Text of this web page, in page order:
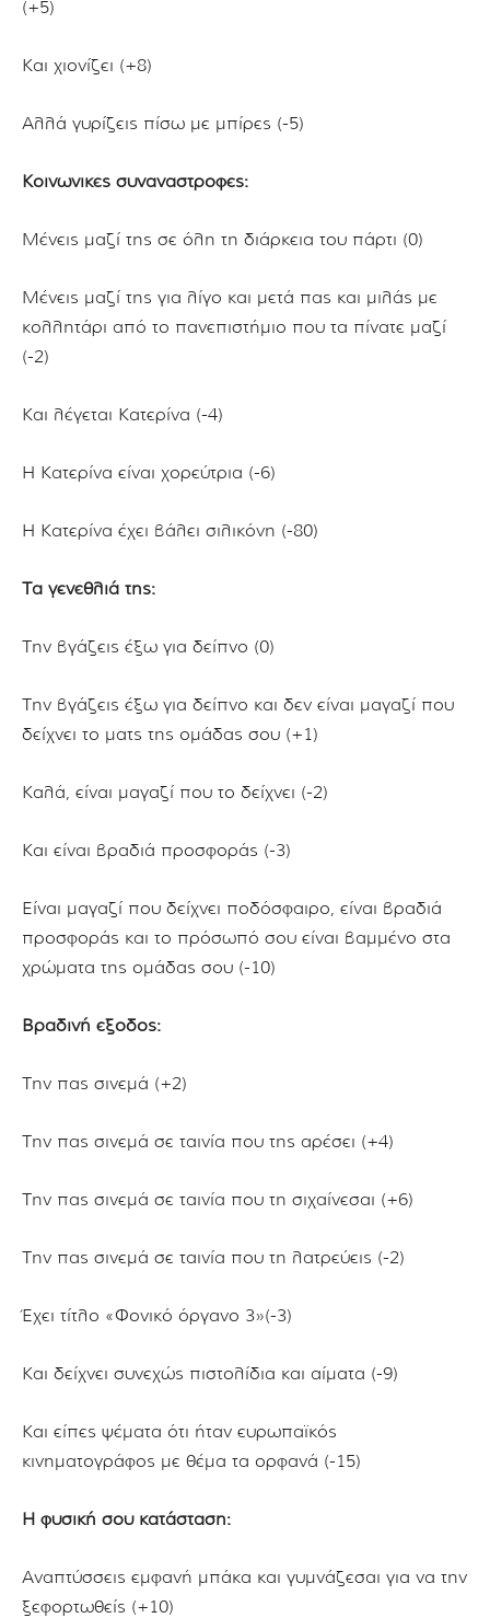
(+5)
Και χιονίζει (+8)
Αλλά γυρίζεις πίσω με μπίρες (-5)
Κοινωνικές συναναστροφές:
Μένεις μαζί της σε όλη τη διάρκεια του πάρτι (0)
Μένεις μαζί της για λίγο και μετά πας και μιλάς με
κολλητάρι από το πανεπιστήμιο που τα πίνατε μαζί
(-2)
Και λέγεται Κατερίνα (-4)
Η Κατερίνα είναι χορεύτρια (-6)
Η Κατερίνα έχει βάλει σιλικόνη (-80)
Τα γενέθλιά της:
Την βγάζεις έξω για δείπνο (0)
Την βγάζεις έξω για δείπνο και δεν είναι μαγαζί που
δείχνει το ματς της ομάδας σου (+1)
Καλά, είναι μαγαζί που το δείχνει (-2)
Και είναι βραδιά προσφοράς (-3)
Είναι μαγαζί που δείχνει ποδόσφαιρο, είναι βραδιά
προσφοράς και το πρόσωπό σου είναι βαμμένο στα
χρώματα της ομάδας σου (-10)
Βραδινή έξοδος:
Την πας σινεμά (+2)
Την πας σινεμά σε ταινία που της αρέσει (+4)
Την πας σινεμά σε ταινία που τη σιχαίνεσαι (+6)
Την πας σινεμά σε ταινία που τη λατρεύεις (-2)
Έχει τίτλο «Φονικό όργανο 3»(-3)
Και δείχνει συνεχώς πιστολίδια και αίματα (-9)
Και είπες ψέματα ότι ήταν ευρωπαϊκός
κινηματογράφος με θέμα τα ορφανά (-15)
Η φυσική σου κατάσταση:
Αναπτύσσεις εμφανή μπάκα και γυμνάζεσαι για να την
ξεφορτωθείς (+10)